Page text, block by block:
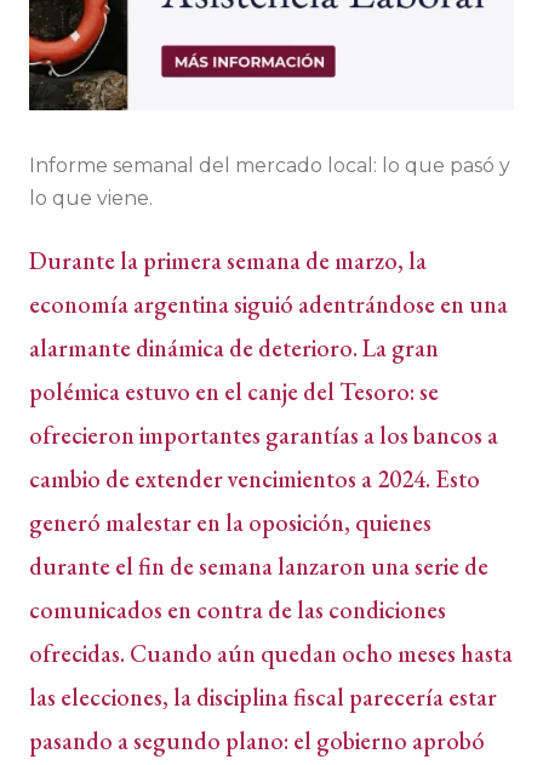
Informe semanal del mercado local: lo que pasó y
lo que viene.
Durante la primera semana de marzo, la
economía argentina siguió adentrándose en una
alarmante dinámica de deterioro. La gran
polémica estuvo en el canje del Tesoro: se
ofrecieron importantes garantías a los bancos a
cambio de extender vencimientos a 2024. Esto
generó malestar en la oposición, quienes
durante el fin de semana lanzaron una serie de
comunicados en contra de las condiciones
ofrecidas. Cuando aún quedan ocho meses hasta
las elecciones, la disciplina fiscal parecería estar
pasando a segundo plano: el gobierno aprobó